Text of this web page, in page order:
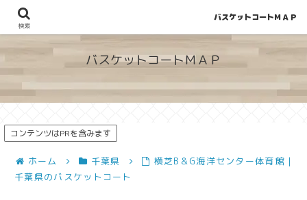
地図から探せる！穴場が見つかるバスケットコート情報
バスケットコートＭＡＰ
コンテンツはPRを含みます
ホーム 千葉県
横芝B＆G海洋センター体育館 |
千葉県のバスケットコート
検索
バスケットコートＭＡＰ